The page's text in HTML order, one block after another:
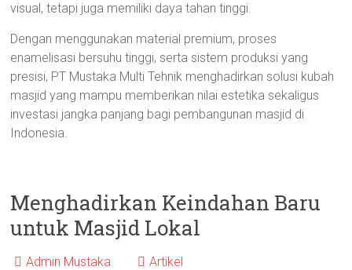
visual, tetapi juga memiliki daya tahan tinggi.
Dengan menggunakan material premium, proses
enamelisasi bersuhu tinggi, serta sistem produksi yang
presisi, PT Mustaka Multi Tehnik menghadirkan solusi kubah
masjid yang mampu memberikan nilai estetika sekaligus
investasi jangka panjang bagi pembangunan masjid di
Indonesia.
Menghadirkan Keindahan Baru
untuk Masjid Lokal
Admin Mustaka Artikel